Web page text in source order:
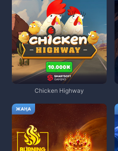
Chicken Highway
ЖАҢА